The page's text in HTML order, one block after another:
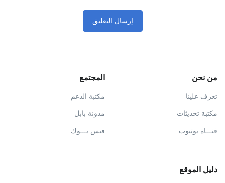
من نحن
تعرف علينا
مكتبة تحديثات
قنـــاة يوتيوب
المجتمع
مكتبة الدعم
مدونة بابل
فيس بـــوك
دليل الموقع